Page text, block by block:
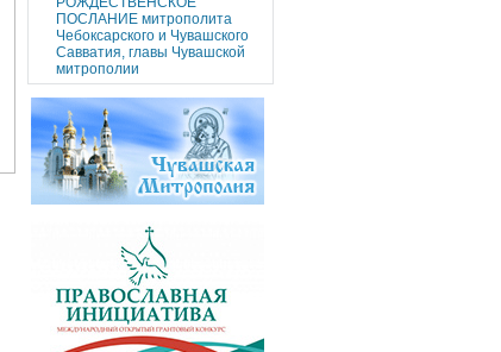
ПОСЛАНИЕ митрополита
Чебоксарского и Чувашского
Савватия, главы Чувашской
митрополии